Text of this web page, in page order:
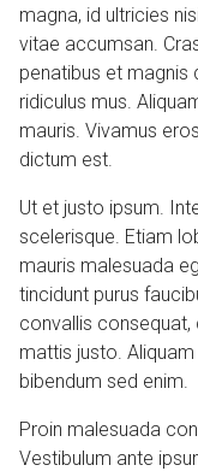
magna, id ultricies
vitae accumsan.
penatibus et magnis
ridiculus mus.
mauris. Vivamus
dictum est.
Ut et justo ipsum.
scelerisque. Etiam
mauris malesuada
tincidunt purus
convallis
mattis justo.
bibendum sed enim.
Proin malesuada
Vestibulum ante